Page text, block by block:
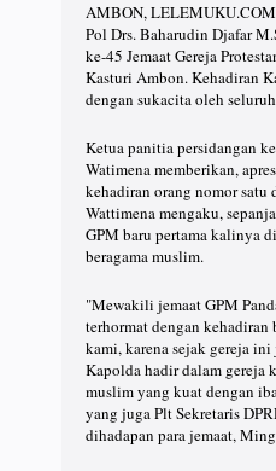
AMBON,
Pol Drs. Baharudin Djafar
ke-45 Jemaat Gereja
Kasturi Ambon. Kehadiran
dengan sukacita oleh
Ketua panitia persidangan
Watimena memberikan,
kehadiran orang nomor
Wattimena mengaku,
GPM baru pertama kalinya
beragama muslim.
"Mewakili jemaat GPM
terhormat dengan kehadiran
kami, karena sejak gereja
Kapolda hadir dalam gereja
muslim yang kuat dengan
yang juga Plt Sekretaris
dihadapan para jemaat,